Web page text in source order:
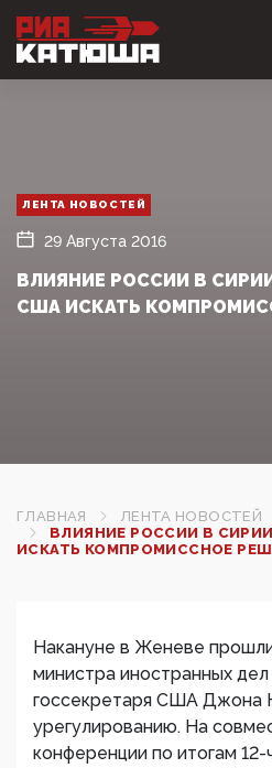
ЛЕНТА НОВОСТЕЙ
29 Августа 2016
ВЛИЯНИЕ РОССИИ В
США ИСКАТЬ
ГЛАВНАЯ
ЛЕНТА НОВОСТЕЙ
ВЛИЯНИЕ РОССИИ В
ИСКАТЬ КОМПРОМИССНОЕ
Накануне в Женеве
министра иностранных
госсекретаря США Джона
урегулированию. На
конференции по итогам